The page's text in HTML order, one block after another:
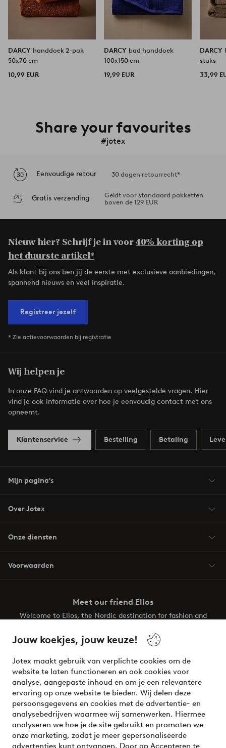
Jouw koekjes, jouw keuze!
Jotex maakt gebruik van verplichte cookies om de
website te laten functioneren en ook cookies voor
analyse, aangepaste inhoud en om je een relevantere
ervaring op onze website te bieden. Wij delen deze
persoonsgegevens en cookies met de advertentie- en
analysebedrijven waarmee wij samenwerken. Hiermee
analyseren we hoe je de site gebruikt en promoten we
onze marketing, zodat je meer gepersonaliseerde
advertenties kunt ontvangen. Door op Accepteren te
DARCY handdoek 2-pak
50x70 cm
10,99 EUR
DARCY bad handdoek
100x150 cm
19,99 EUR
DARCY
stuks
33,99
Share your favourites
#jotex
Eenvoudige retour 30 dagen retourrecht*
Gratis verzending
Geldt voor standaard pakketten
boven de 129 EUR
Nieuw hier? Schrijf je in voor40% korting op
het duurste artikel*
Als klant bij ons ben jij de eerste met exclusieve aanbiedingen,
spannend nieuws en veel inspiratie.
Registreer jezelf
* Zie actievoorwaarden bij registratie
Wij helpen je
In onze FAQ vind je antwoorden op veelgestelde vragen. Hier
vind je ook informatie over hoe je eenvoudig contact met ons
opneemt.
Klantenservice Bestelling Betaling
Mijn pagina's
Over Jotex
Onze diensten
Voorwaarden
Meet our friend Ellos
Welcome to Ellos, the Nordic destination for fashion and
your wardrobe. Your next inspiring look is here!
Veilig betalen - Nu betalen of opsplitsen
Wil je meer weten over onze betaalopties?